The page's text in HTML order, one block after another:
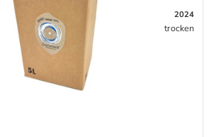
2024
trocken